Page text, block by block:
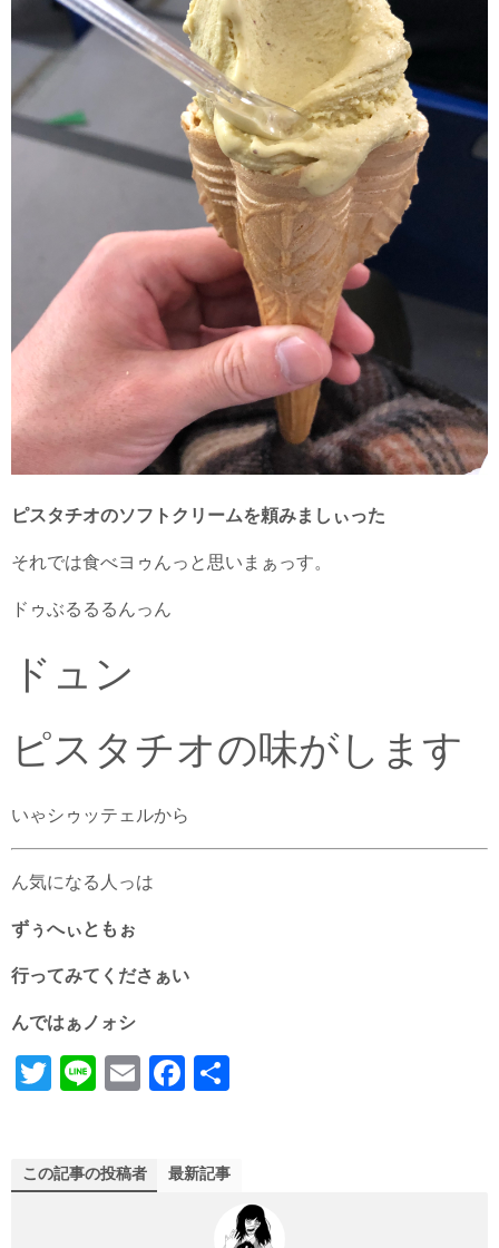
ピスタチオのソフトクリームを頼みましぃった
それでは食べヨゥんっと思いまぁっす。
ドゥぶるるるんっん
ドュン
ピスタチオの味がします
いゃシゥッテェルから
ん気になる人っは
ずぅへぃともぉ
行ってみてくださぁい
んではぁノォシ
T
r
Li
E
Fa
ok
この記事の投稿者 最新記事